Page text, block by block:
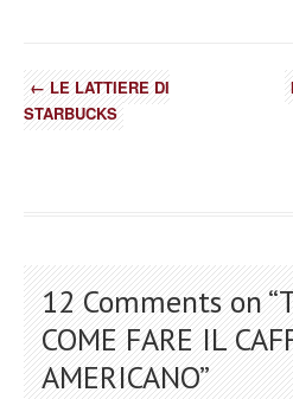
←LE LATTIERE DI
STARBUCKS
12 Comments on “
COME FARE IL
AMERICANO”